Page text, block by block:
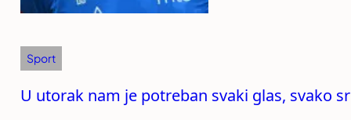
Sport
U utorak nam je potreban svaki glas, svako